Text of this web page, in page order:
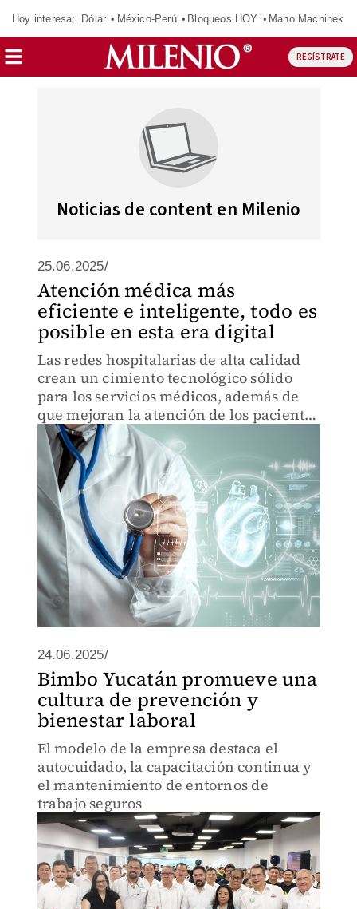
Hoy interesa: Dólar México-Perú Bloqueos HOY Mano Machinek
REGÍSTRATE
Noticias de content en Milenio
25.06.2025/
Atención médica más
eficiente e inteligente, todo es
posible en esta era digital
Las redes hospitalarias de alta calidad
crean un cimiento tecnológico sólido
para los servicios médicos, además de
que mejoran la atención de los pacientes
y hacen más eficiente la operación de
médicos y enfermeras
24.06.2025/
Bimbo Yucatán promueve una
cultura de prevención y
bienestar laboral
El modelo de la empresa destaca el
autocuidado, la capacitación continua y
el mantenimiento de entornos de
trabajo seguros